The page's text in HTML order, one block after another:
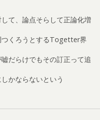
て、論点そらして正論化増
つくろうとするTogetter界
だらけでもその訂正って追
かならないという